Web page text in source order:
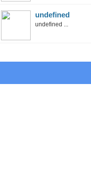
undefined
undefined ...